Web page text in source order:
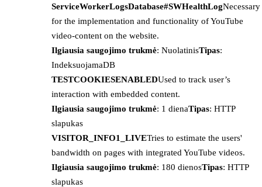
ServiceWorkerLogsDatabase#SWHealthLogNecessary
for the implementation and functionality of YouTube
video-content on the website.
Ilgiausia saugojimo trukmė: NuolatinisTipas:
IndeksuojamaDB
TESTCOOKIESENABLEDUsed to track user’s
interaction with embedded content.
Ilgiausia saugojimo trukmė: 1 dienaTipas: HTTP
slapukas
VISITOR_INFO1_LIVETries to estimate the users'
bandwidth on pages with integrated YouTube videos.
Ilgiausia saugojimo trukmė: 180 dienosTipas: HTTP
slapukas